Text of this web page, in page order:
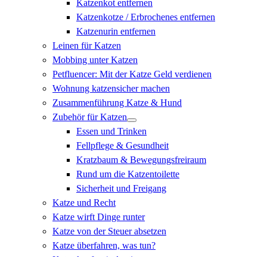
Katzenkot entfernen
Katzenkotze / Erbrochenes entfernen
Katzenurin entfernen
Leinen für Katzen
Mobbing unter Katzen
Petfluencer: Mit der Katze Geld verdienen
Wohnung katzensicher machen
Zusammenführung Katze & Hund
Zubehör für Katzen
Essen und Trinken
Fellpflege & Gesundheit
Kratzbaum & Bewegungsfreiraum
Rund um die Katzentoilette
Sicherheit und Freigang
Katze und Recht
Katze wirft Dinge runter
Katze von der Steuer absetzen
Katze überfahren, was tun?